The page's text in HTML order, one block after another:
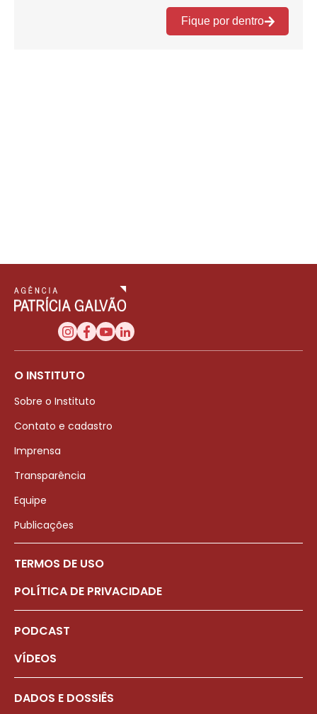
O INSTITUTO
Sobre o Instituto
Contato e cadastro
Imprensa
Transparência
Equipe
Publicações
TERMOS DE USO
POLÍTICA DE PRIVACIDADE
PODCAST
VÍDEOS
DADOS E DOSSIÊS